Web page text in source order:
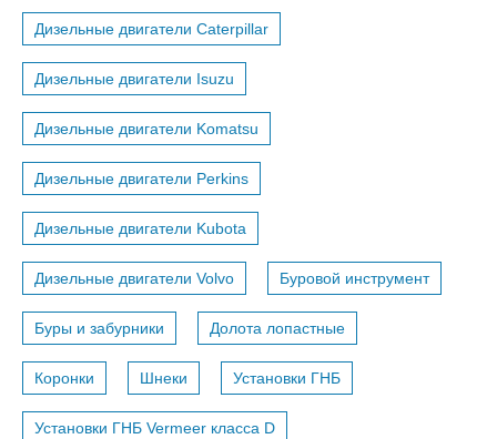
Дизельные двигатели Caterpillar
Дизельные двигатели Isuzu
Дизельные двигатели Komatsu
Дизельные двигатели Perkins
Дизельные двигатели Kubota
Дизельные двигатели Volvo Буровой инструмент
Буры и забурники Долота лопастные
Коронки Шнеки Установки ГНБ
Установки ГНБ Vermeer класса D